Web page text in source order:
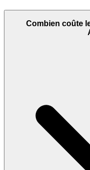
Combien coûte